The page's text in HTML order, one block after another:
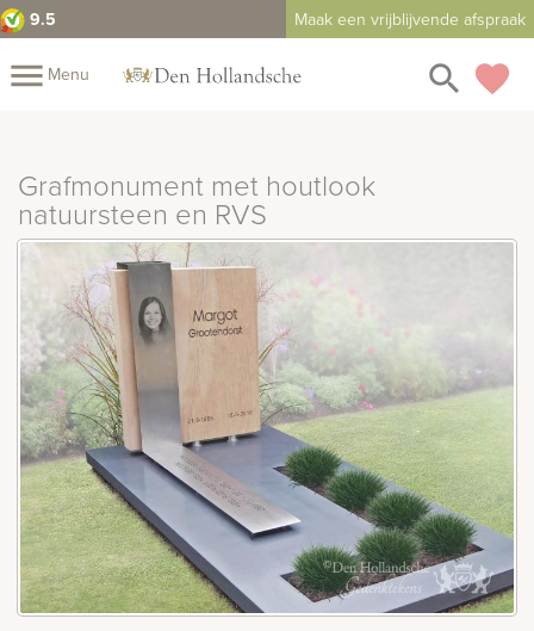
9.5 Maak een vrijblijvende afspraak
menu Menu favorite
search
close
Assortiment
Fotoboek
Informatie
Prijzen
Over
ons
Duurzaamheid Winkels Contact
Bekijk
ook:
Grafmonument met houtlook
natuursteen en RVS